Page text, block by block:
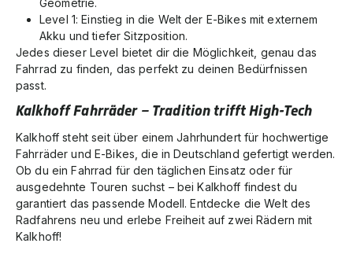
Geometrie.
Level 1: Einstieg in die Welt der E-Bikes mit externem
Akku und tiefer Sitzposition.
Jedes dieser Level bietet dir die Möglichkeit, genau das
Fahrrad zu finden, das perfekt zu deinen Bedürfnissen
passt.
Kalkhoff Fahrräder – Tradition trifft High-Tech
Kalkhoff steht seit über einem Jahrhundert für hochwertige
Fahrräder und E-Bikes, die in Deutschland gefertigt werden.
Ob du ein Fahrrad für den täglichen Einsatz oder für
ausgedehnte Touren suchst – bei Kalkhoff findest du
garantiert das passende Modell. Entdecke die Welt des
Radfahrens neu und erlebe Freiheit auf zwei Rädern mit
Kalkhoff!